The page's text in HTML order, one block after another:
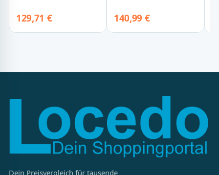
129,71 € 140,99 €
Dein Preisvergleich für tausende